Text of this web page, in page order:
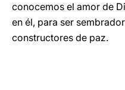
conocemos el amor de
en él, para ser
constructores de paz.